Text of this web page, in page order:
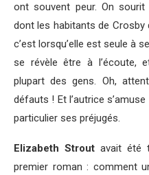
ont souvent peur. On
dont les habitants de Crosby
c’est lorsqu’elle est seule à
se révèle être à l’écoute,
plupart des gens. Oh,
défauts ! Et l’autrice
particulier ses préjugés.
Elizabeth Stroutavait été
premier roman : comment